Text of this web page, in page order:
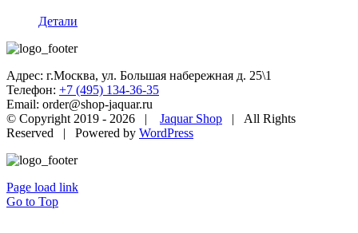
Детали
Адрес: г.Москва, ул. Большая набережная д. 25\1
Телефон: +7 (495) 134-36-35
Email: order@shop-jaquar.ru
© Copyright 2019 - 2026 | Jaquar Shop | All Rights
Reserved | Powered by WordPress
Page load link
Go to Top